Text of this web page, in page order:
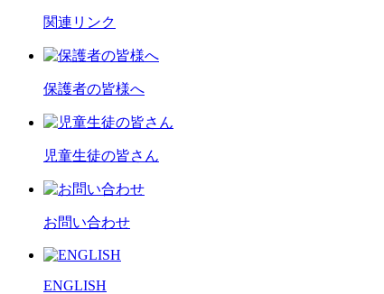
関連リンク
保護者の皆様へ
児童生徒の皆さん
お問い合わせ
ENGLISH